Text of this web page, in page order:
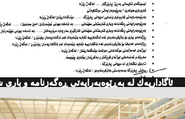
ئاگاداریه‌ك له‌ به‌ڕێوه‌به‌رایه‌تی ڕه‌گه‌زنامه‌ و